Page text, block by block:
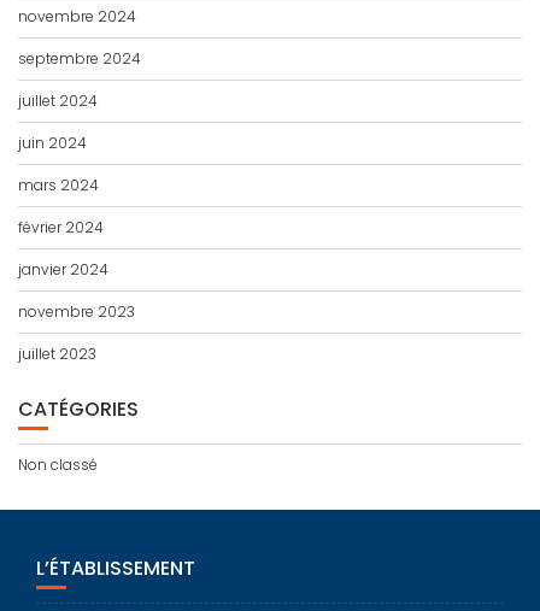
novembre 2024
septembre 2024
juillet 2024
juin 2024
mars 2024
février 2024
janvier 2024
novembre 2023
juillet 2023
CATÉGORIES
Non classé
L’ÉTABLISSEMENT